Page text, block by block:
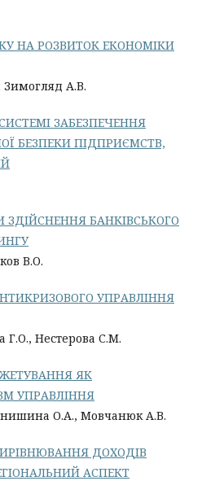
НА РОЗВИТОК ЕКОНОМІКИ
Зимогляд А.В.
ЗАБЕЗПЕЧЕННЯ
БЕЗПЕКИ ПІДПРИЄМСТВ,
ЗДІЙСНЕННЯ БАНКІВСЬКОГО
В.О.
УПРАВЛІННЯ
Г.О., Нестерова С.М.
ЯК
УПРАВЛІННЯ
О.А., Мовчанюк А.В.
ДОХОДІВ
АСПЕКТ